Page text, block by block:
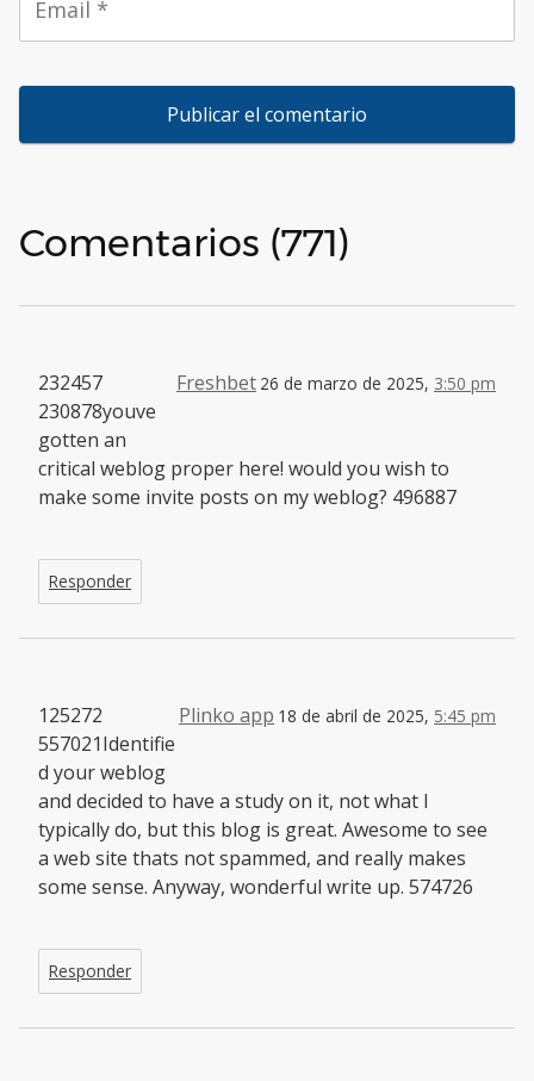
Comentarios (771)
Freshbet 26 de marzo de 2025, 3:50 pm
232457
230878youve
gotten an
critical weblog proper here! would you wish to
make some invite posts on my weblog? 496887
Responder
Plinko app 18 de abril de 2025, 5:45 pm
125272
557021Identifie
d your weblog
and decided to have a study on it, not what I
typically do, but this blog is great. Awesome to see
a web site thats not spammed, and really makes
some sense. Anyway, wonderful write up. 574726
Responder